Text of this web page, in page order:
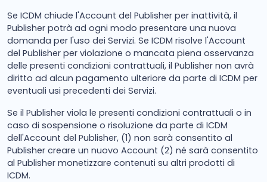
Se ICDM chiude l'Account del Publisher per inattività, il
Publisher potrà ad ogni modo presentare una nuova
domanda per l'uso dei Servizi. Se ICDM risolve l'Account
del Publisher per violazione o mancata piena osservanza
delle presenti condizioni contrattuali, il Publisher non avrà
diritto ad alcun pagamento ulteriore da parte di ICDM per
eventuali usi precedenti dei Servizi.
Se il Publisher viola le presenti condizioni contrattuali o in
caso di sospensione o risoluzione da parte di ICDM
dell'Account del Publisher, (1) non sarà consentito al
Publisher creare un nuovo Account (2) né sarà consentito
al Publisher monetizzare contenuti su altri prodotti di
ICDM.